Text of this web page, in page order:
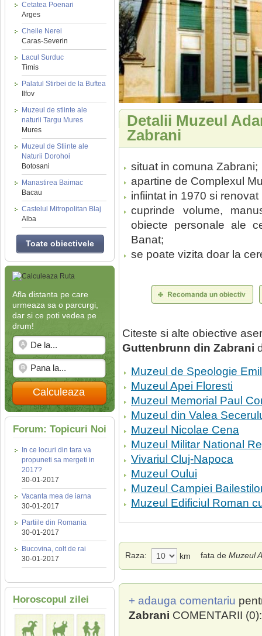
Cetatea Poenari
Arges
Cheile Nerei
Caras-Severin
Lacul Surduc
Timis
Palatul Stirbei de la Buftea
Ilfov
Muzeul de stiinte ale
naturii Targu Mures
Mures
Muzeul de Stiinte ale
Naturii Dorohoi
Botosani
Manastirea Baimac
Bacau
Castelul Mitropolitan Blaj
Alba
Toate obiectivele
Afla distanta pe care
urmeaza sa o parcurgi,
dar si ce poti vedea pe
drum!
Calculeaza
Forum: Topicuri Noi
In ce locuri din tara va
propuneti sa mergeti in
2017?
30-01-2017
Vacanta mea de iarna
30-01-2017
Partiile din Romania
30-01-2017
Bucovina, colt de rai
30-01-2017
Horoscopul zilei
Detalii Muzeul
Zabrani
situat in comuna Zabrani;
apartine de Complexul
infiintat in 1970 si renovat
cuprinde volume,
obiecte personale ale
Banat;
se poate vizita doar la
Citeste si alte obiective
Guttenbrunn din Zabrani
Muzeul de Speologie
Muzeul Apei Floresti
Muzeul Memorial Paul
Muzeul din Valea
Muzeul Nicolae Cena
Muzeul Militar National
Vivariul Cluj-Napoca
Muzeul Oului
Muzeul Campiei
Muzeul Edificiul Roman
Raza: km fata de Muzeul
+ adauga comentariu
Zabrani COMENTARII (0):